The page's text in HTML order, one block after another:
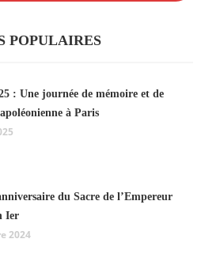
POPULAIRES
: Une journée de mémoire et de
à Paris
du Sacre de l’Empereur
Ier
2024